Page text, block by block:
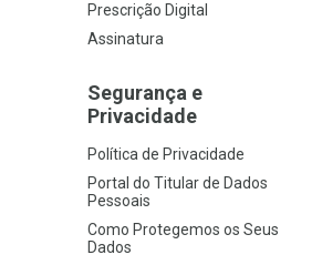
Prescrição Digital
Assinatura
Segurança e
Privacidade
Política de Privacidade
Portal do Titular de Dados
Pessoais
Como Protegemos os Seus
Dados